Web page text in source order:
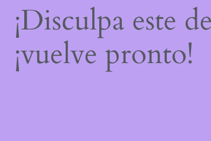
¡Disculpa este
¡vuelve pronto!